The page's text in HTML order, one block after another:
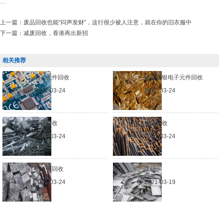
上一篇： 废品回收也能“闷声发财”，这行很少被人注意，就在你的旧衣服中
下一篇： 减废回收，香港再出新招
相关推荐
电子元件回收
2021-03-24
镀金镀银电子元件回收
2021-03-24
废铁回收
2021-03-24
钢筋回收
2021-03-24
不锈钢回收
2021-03-24
废铝
2021-03-19